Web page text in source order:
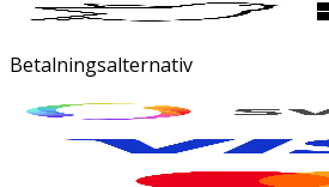
Betalningsalternativ